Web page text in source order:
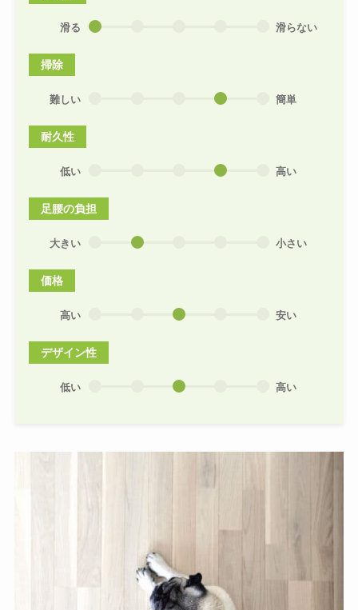
滑る 滑らない
掃除
難しい 簡単
耐久性
低い 高い
足腰の負担
大きい 小さい
価格
高い 安い
デザイン性
低い 高い